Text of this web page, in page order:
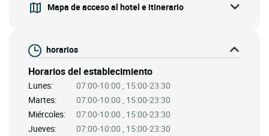
Mapa de acceso al hotel e itinerario
horarios
Horarios del establecimiento
Lunes:
07:00-10:00 , 15:00-23:30
Martes:
07:00-10:00 , 15:00-23:30
Miércoles:
07:00-10:00 , 15:00-23:30
Jueves:
07:00-10:00 , 15:00-23:30